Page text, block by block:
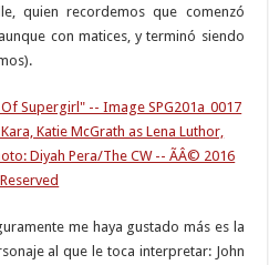
quien recordemos que comenzó
con matices, y terminó siendo
me haya gustado más es la
al que le toca interpretar: John